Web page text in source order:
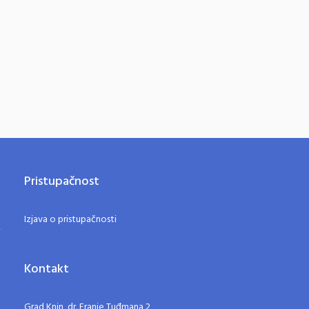
Pristupačnost
Izjava o pristupačnosti
Kontakt